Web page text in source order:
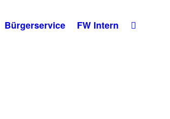
Bürgerservice FW Intern